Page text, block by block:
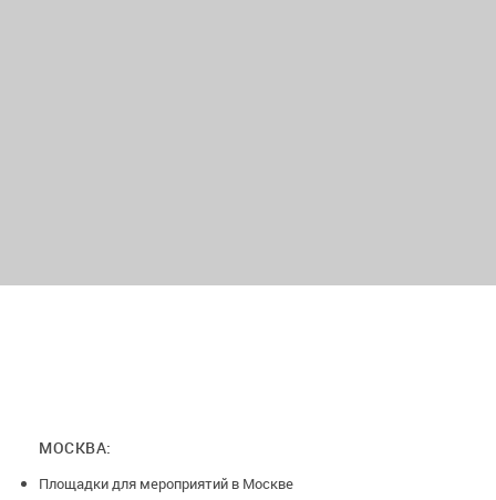
МОСКВА:
Площадки для мероприятий в Москве